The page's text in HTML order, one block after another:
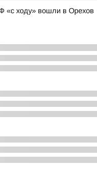
«с ходу» вошли в Орехов